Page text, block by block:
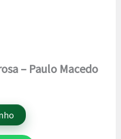
– Paulo Macedo